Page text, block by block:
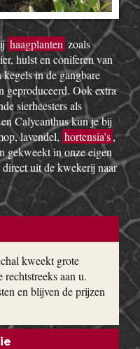
haagplanten zoals
hulst en coniferen van
in de gangbare
geproduceerd. Ook extra
sierheesters als
Calycanthus kun je bij
lavendel, hortensia’s,
gekweekt in onze eigen
uit de kwekerij naar
kweekt grote
aan u.
en blijven de prijzen